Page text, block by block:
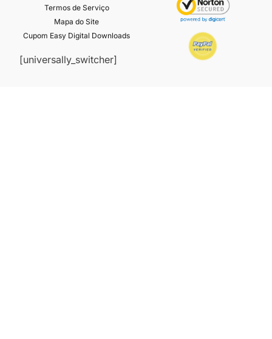
Termos de Serviço
Mapa do Site
Cupom Easy Digital Downloads
[universally_switcher]